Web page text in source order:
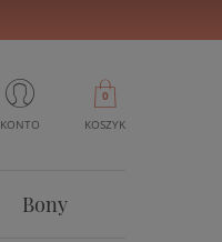
KONTO KOSZYK
0
Bony